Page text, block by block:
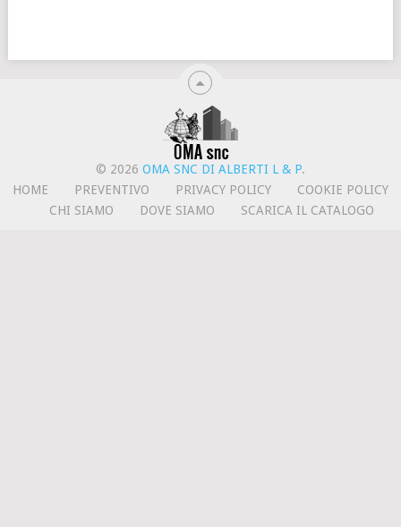
© 2026 OMA SNC DI ALBERTI L & P.
HOME
PREVENTIVO PRIVACY POLICY
COOKIE POLICY
CHI SIAMO
DOVE SIAMO SCARICA IL CATALOGO